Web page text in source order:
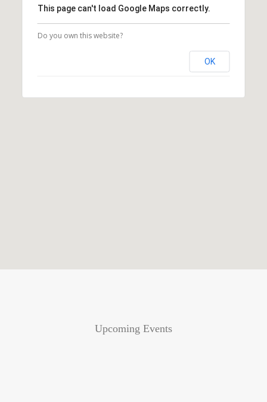
This page can't load Google Maps correctly.
Do you own this website?
OK
Upcoming Events